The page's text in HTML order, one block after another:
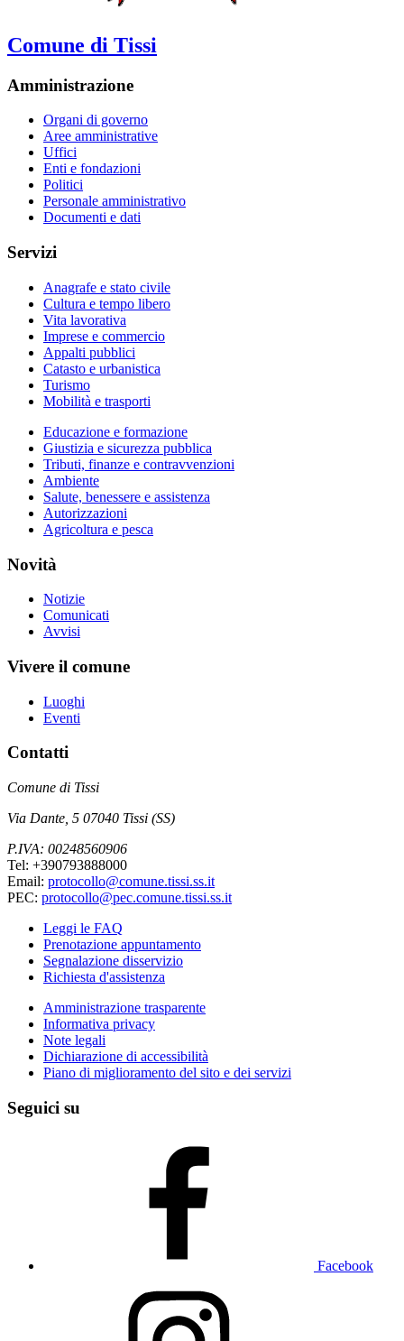
Comune di Tissi
Amministrazione
Organi di governo
Aree amministrative
Uffici
Enti e fondazioni
Politici
Personale amministrativo
Documenti e dati
Servizi
Anagrafe e stato civile
Cultura e tempo libero
Vita lavorativa
Imprese e commercio
Appalti pubblici
Catasto e urbanistica
Turismo
Mobilità e trasporti
Educazione e formazione
Giustizia e sicurezza pubblica
Tributi, finanze e contravvenzioni
Ambiente
Salute, benessere e assistenza
Autorizzazioni
Agricoltura e pesca
Novità
Notizie
Comunicati
Avvisi
Vivere il comune
Luoghi
Eventi
Contatti
Comune di Tissi
Via Dante, 5 07040 Tissi (SS)
P.IVA: 00248560906
Tel: +390793888000
Email: protocollo@comune.tissi.ss.it
PEC: protocollo@pec.comune.tissi.ss.it
Leggi le FAQ
Prenotazione appuntamento
Segnalazione disservizio
Richiesta d'assistenza
Amministrazione trasparente
Informativa privacy
Note legali
Dichiarazione di accessibilità
Piano di miglioramento del sito e dei servizi
Seguici su
Facebook